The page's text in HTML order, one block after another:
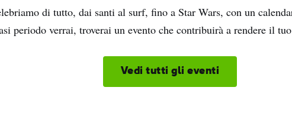
di tutto, dai santi al surf, fino a Star Wars, con un
periodo verrai, troverai un evento che contribuirà a rendere il
Vedi tutti gli eventi